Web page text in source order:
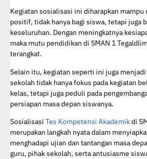
Kegiatan sosialisasi ini diharapkan mampu
positif, tidak hanya bagi siswa, tetapi juga
keseluruhan. Dengan meningkatnya
maka mutu pendidikan di SMAN 1
terangkat.
Selain itu, kegiatan seperti ini juga
sekolah tidak hanya fokus pada kegiatan
kelas, tetapi juga peduli pada
persiapan masa depan siswanya.
Sosialisasi Tes Kompetensi Akademikdi
merupakan langkah nyata dalam
menghadapi ujian dan tantangan masa
guru, pihak sekolah, serta antusiasme